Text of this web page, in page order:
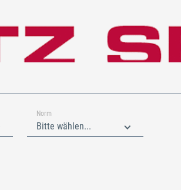
Norm
Bitte wählen...